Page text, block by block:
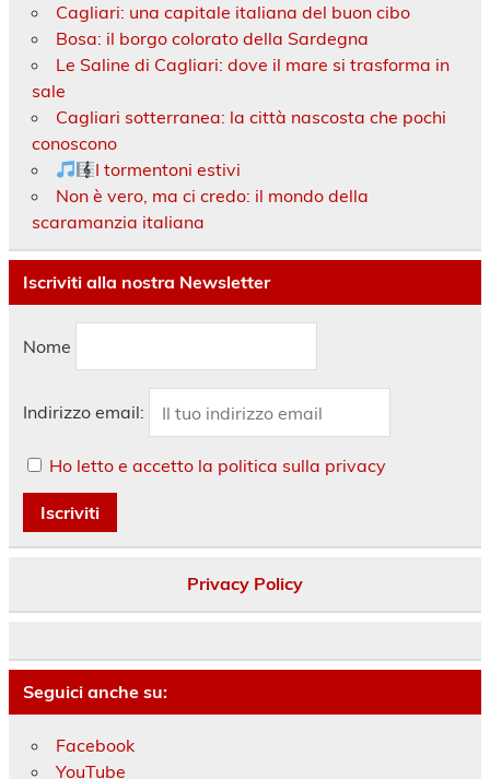
Cagliari: una capitale italiana del buon cibo
Bosa: il borgo colorato della Sardegna
Le Saline di Cagliari: dove il mare si trasforma in
sale
Cagliari sotterranea: la città nascosta che pochi
conoscono
I tormentoni estivi
Non è vero, ma ci credo: il mondo della
scaramanzia italiana
Iscriviti alla nostra Newsletter
Nome
Indirizzo email:
Ho letto e accetto la politica sulla privacy
Privacy Policy
Seguici anche su:
Facebook
YouTube